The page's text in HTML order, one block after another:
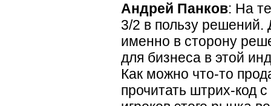
Андрей Панков: На
3/2 в пользу решений.
именно в сторону
для бизнеса в этой
Как можно что-то
прочитать штрих-код